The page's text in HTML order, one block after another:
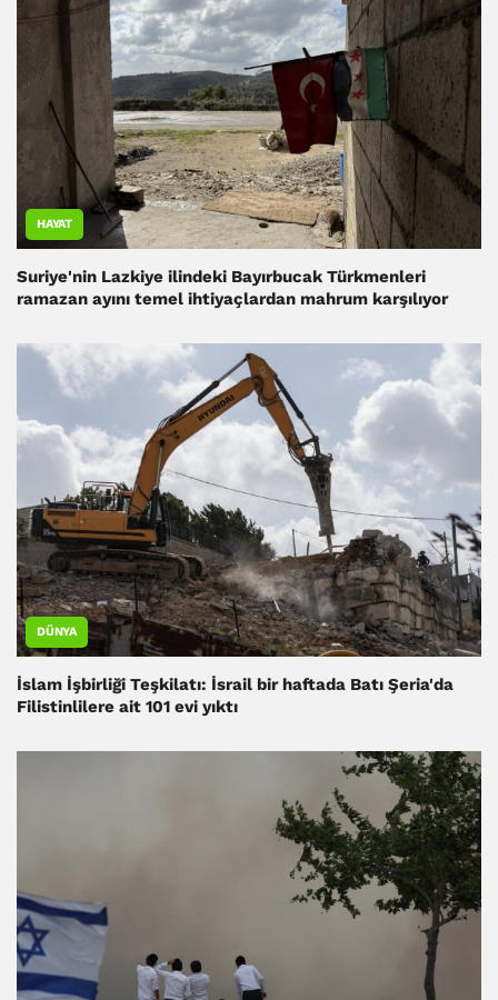
HAYAT
Suriye'nin Lazkiye ilindeki Bayırbucak Türkmenleri
ramazan ayını temel ihtiyaçlardan mahrum karşılıyor
DÜNYA
İslam İşbirliği Teşkilatı: İsrail bir haftada Batı Şeria'da
Filistinlilere ait 101 evi yıktı